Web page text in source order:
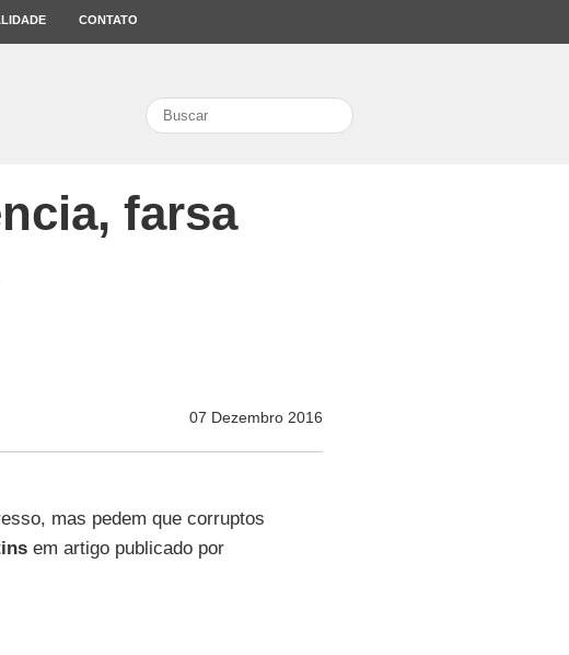
CONTATO
search
farsa
07 Dezembro 2016
mas pedem que corruptos
em artigo publicado por